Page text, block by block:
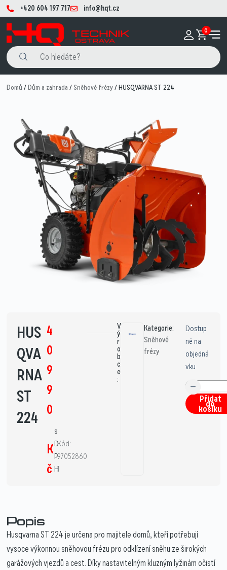
+420 604 197 717 info@hqt.cz
0
Domů /Dům a zahrada /Sněhové frézy/ HUSQVARNA ST 224
HUS
QVA
RNA
ST
224
4
0
9
9
0
K
č
s
D
P
H
Kód:
97052860
1
V
ý
r
o
b
c
e
:
Kategorie:
Sněhové
frézy
Dostup
né na
objedná
vku
Přidat
do
košíku
Popis
Husqvarna ST 224 je určena pro majitele domů, kteří potřebují
vysoce výkonnou sněhovou frézu pro odklízení sněhu ze širokých
garážových vjezdů a cest. Díky nastavitelným kluzným lyžinám očistí